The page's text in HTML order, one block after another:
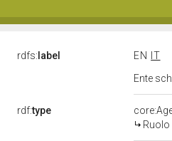
rdfs: label EN
IT
Ente
rdf:type
Ruolo